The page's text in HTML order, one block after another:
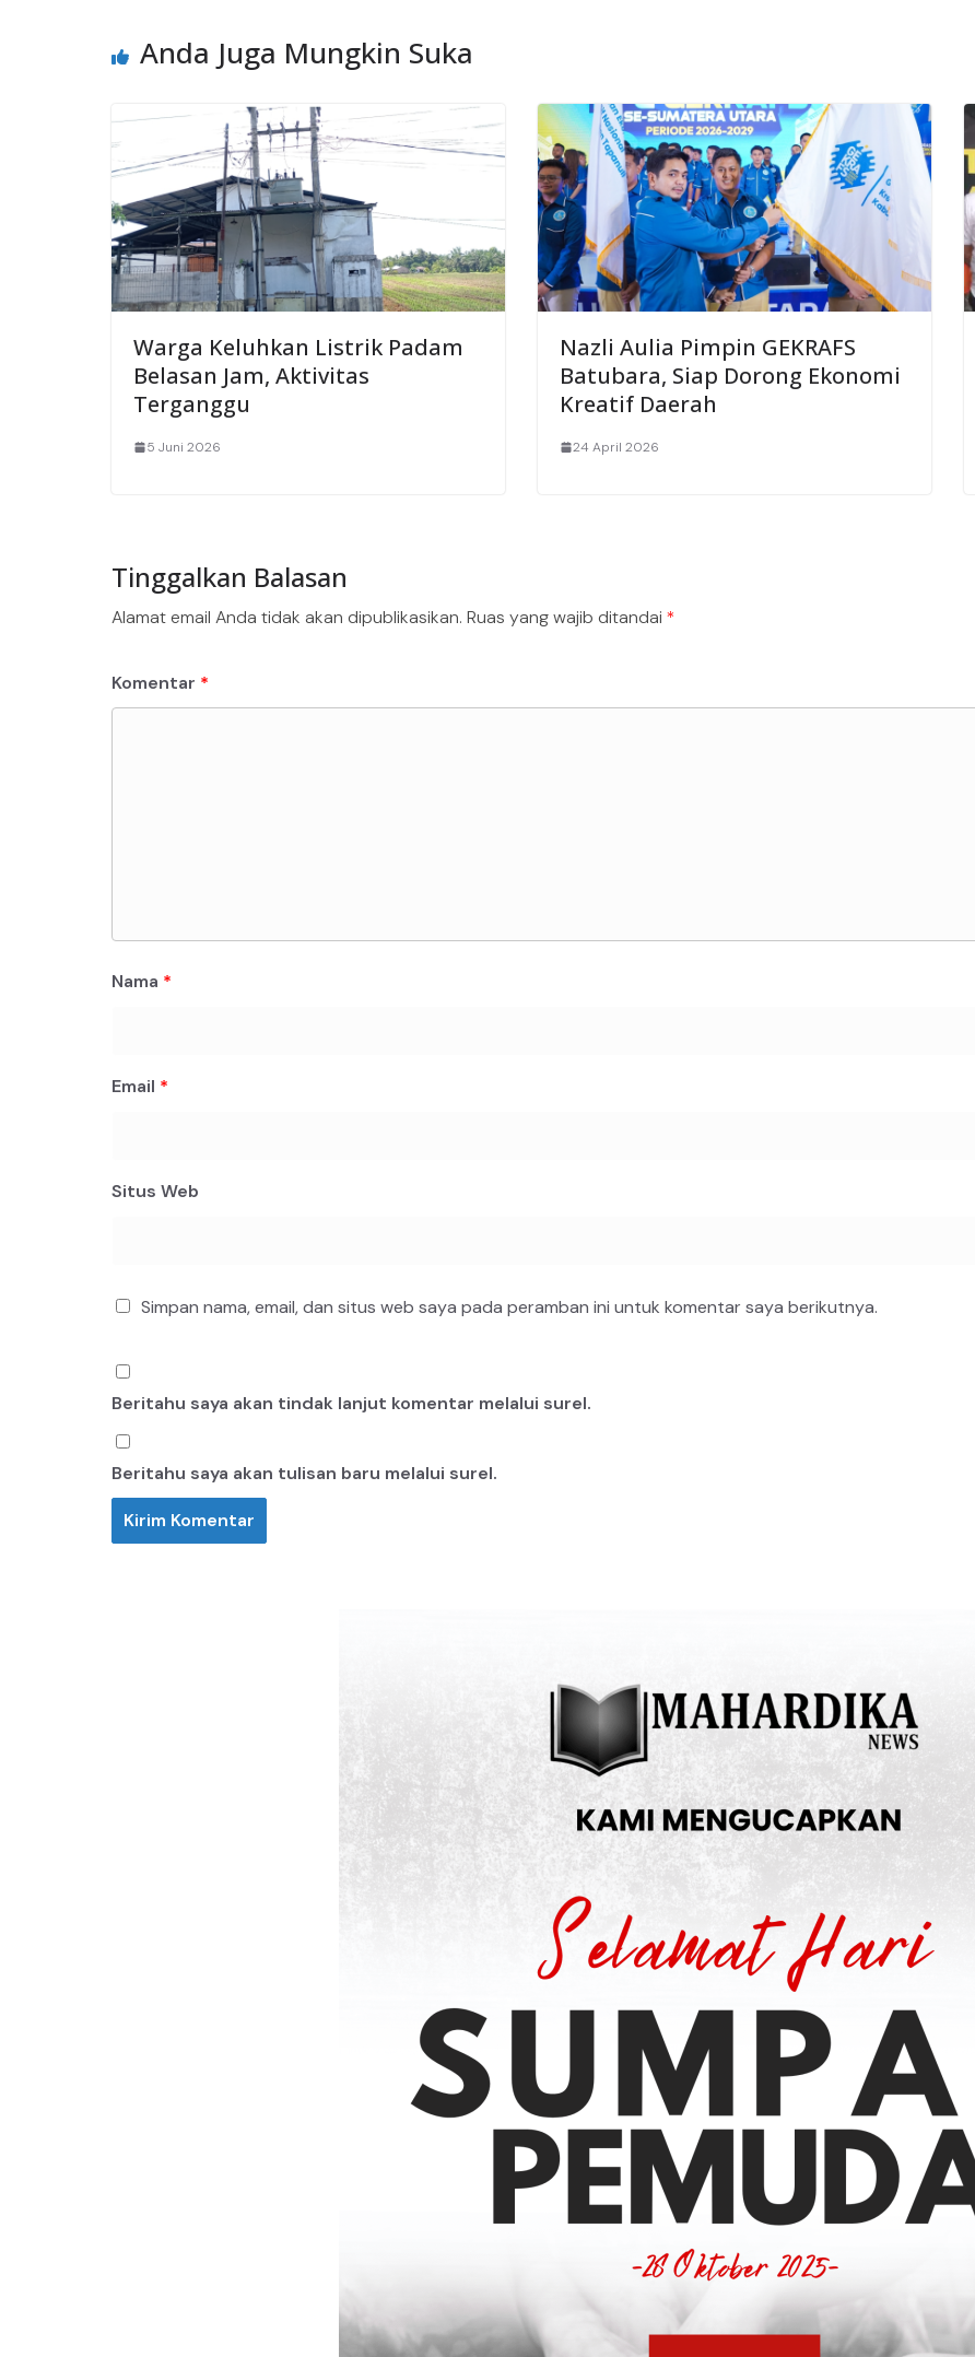
Anda Juga Mungkin Suka
Warga Keluhkan Listrik Padam
Belasan Jam, Aktivitas
Terganggu
5 Juni 2026
Nazli Aulia Pimpin GEKRAFS
Batubara, Siap Dorong Ekonomi
Kreatif Daerah
24 April 2026
Tinggalkan Balasan
Alamat email Anda tidak akan dipublikasikan. Ruas yang wajib ditandai *
Komentar *
Nama *
Email *
Situs Web
Simpan nama, email, dan situs web saya pada peramban ini untuk komentar saya berikutnya.
Beritahu saya akan tindak lanjut komentar melalui surel.
Beritahu saya akan tulisan baru melalui surel.